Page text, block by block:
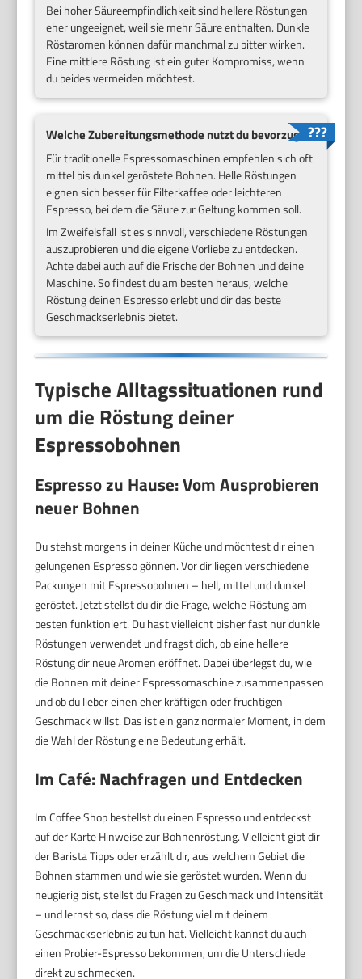
Bei hoher Säureempfindlichkeit sind hellere Röstungen
eher ungeeignet, weil sie mehr Säure enthalten. Dunkle
Röstaromen können dafür manchmal zu bitter wirken.
Eine mittlere Röstung ist ein guter Kompromiss, wenn
du beides vermeiden möchtest.
Welche Zubereitungsmethode nutzt du bevorzugt?
Für traditionelle Espressomaschinen empfehlen sich oft
mittel bis dunkel geröstete Bohnen. Helle Röstungen
eignen sich besser für Filterkaffee oder leichteren
Espresso, bei dem die Säure zur Geltung kommen soll.
Im Zweifelsfall ist es sinnvoll, verschiedene Röstungen
auszuprobieren und die eigene Vorliebe zu entdecken.
Achte dabei auch auf die Frische der Bohnen und deine
Maschine. So findest du am besten heraus, welche
Röstung deinen Espresso erlebt und dir das beste
Geschmackserlebnis bietet.
Typische Alltagssituationen rund
um die Röstung deiner
Espressobohnen
Espresso zu Hause: Vom Ausprobieren
neuer Bohnen
Du stehst morgens in deiner Küche und möchtest dir einen
gelungenen Espresso gönnen. Vor dir liegen verschiedene
Packungen mit Espressobohnen – hell, mittel und dunkel
geröstet. Jetzt stellst du dir die Frage, welche Röstung am
besten funktioniert. Du hast vielleicht bisher fast nur dunkle
Röstungen verwendet und fragst dich, ob eine hellere
Röstung dir neue Aromen eröffnet. Dabei überlegst du, wie
die Bohnen mit deiner Espressomaschine zusammenpassen
und ob du lieber einen eher kräftigen oder fruchtigen
Geschmack willst. Das ist ein ganz normaler Moment, in dem
die Wahl der Röstung eine Bedeutung erhält.
Im Café: Nachfragen und Entdecken
Im Coffee Shop bestellst du einen Espresso und entdeckst
auf der Karte Hinweise zur Bohnenröstung. Vielleicht gibt dir
der Barista Tipps oder erzählt dir, aus welchem Gebiet die
Bohnen stammen und wie sie geröstet wurden. Wenn du
neugierig bist, stellst du Fragen zu Geschmack und Intensität
– und lernst so, dass die Röstung viel mit deinem
Geschmackserlebnis zu tun hat. Vielleicht kannst du auch
einen Probier-Espresso bekommen, um die Unterschiede
direkt zu schmecken.